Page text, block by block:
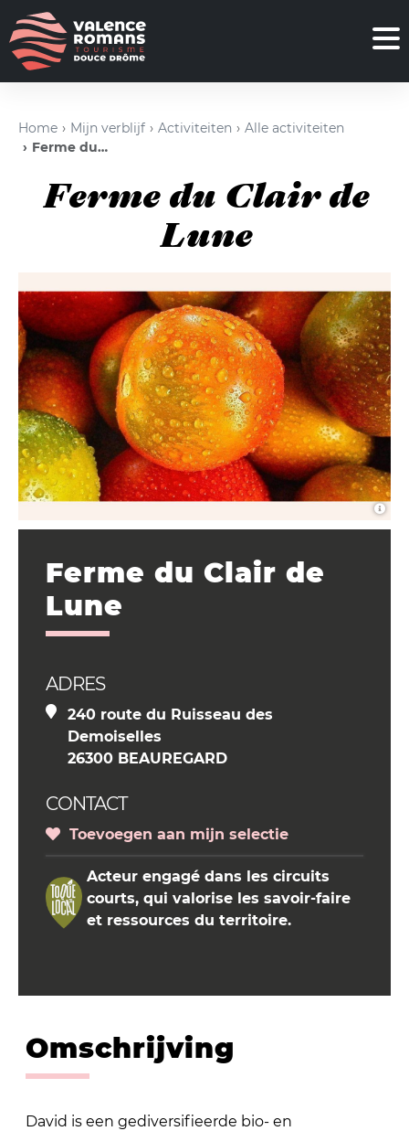
Home Mijn verblijf Activiteiten
Alle activiteiten
Ferme du Clair de Lune
Ferme du Clair de
Lune
Ferme du Clair de
Lune
ADRES
240 route du Ruisseau des
Demoiselles
26300 BEAUREGARD
CONTACT
Toevoegen aan mijn selectie
Acteur engagé dans les circuits
courts, qui valorise les savoir-faire
et ressources du territoire.
Omschrijving
David is een gediversifieerde bio- en